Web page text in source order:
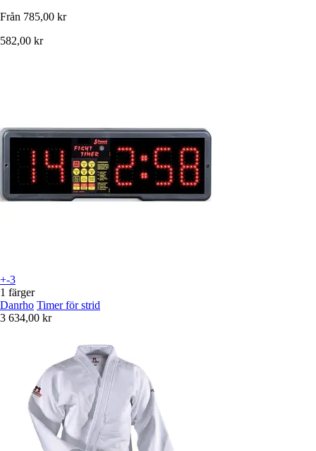
Från 785,00 kr
582,00 kr
+-3
1 färger
Danrho Timer för strid
3 634,00 kr